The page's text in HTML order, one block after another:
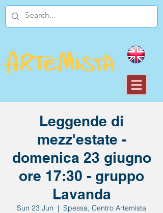
Leggende di
mezz'estate -
domenica 23 giugno
ore 17:30 - gruppo
Lavanda
Sun 23 Jun
  |
Spessa, Centro Artemista